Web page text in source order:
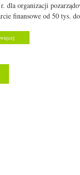
dla organizacji
finansowe od 50 tys.
więcej